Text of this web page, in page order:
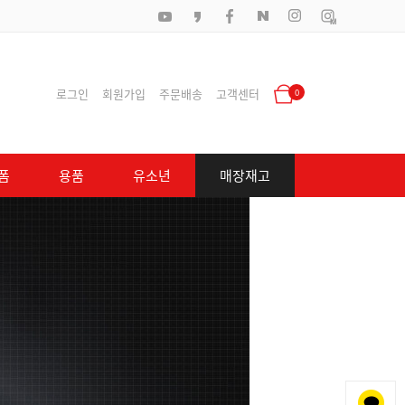
로그인 회원가입 주문배송 고객센터 0
용품 유소년 매장재고